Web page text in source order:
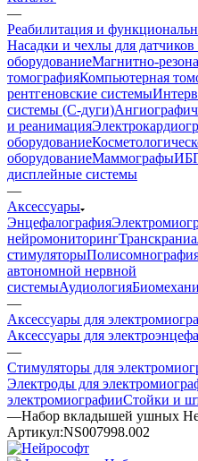
—
Реабилитация и
Насадки и чехлы для
оборудованиеМагнитно-
томографияКомпьютерная
рентгеновские системы
системы (С-дуги)
и реанимация
оборудование
оборудованиеМаммографы
дисплейные системы
—
Аксессуары
Энцефалография
нейромониторинг
стимуляторы
автономной нервной
системыАудиология
—
Аксессуары для
Аксессуары для
—
Стимуляторы для
Электроды для
электромиографииСтойки и
—Набор вкладышей ушных
Артикул:NS007998.002